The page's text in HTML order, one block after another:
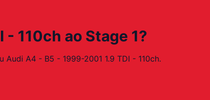
110ch ao Stage 1?
A4 - B5 - 1999-2001 1.9 TDI - 110ch.